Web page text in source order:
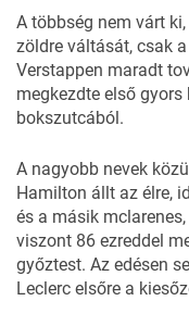
A többség nem várt
zöldre váltását, csak
Verstappen maradt
megkezdte első
bokszutcából.
A nagyobb nevek
Hamilton állt az élre,
és a másik
viszont 86 ezreddel
győztest. Az edésen
Leclerc elsőre a